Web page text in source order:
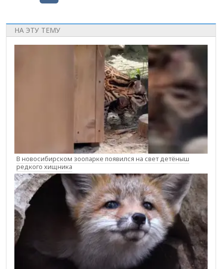
НА ЭТУ ТЕМУ
В новосибирском зоопарке появился на свет детёныш
редкого хищника